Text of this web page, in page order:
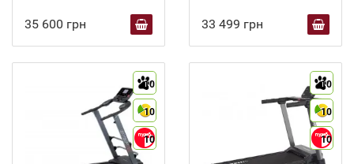
35 600 грн 33 499 грн
10
10
10
10
10
10